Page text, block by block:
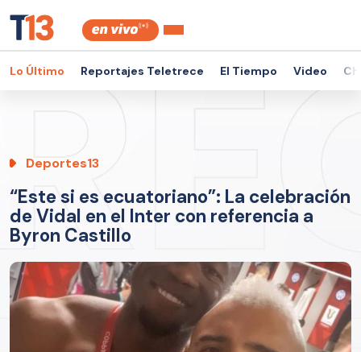
Lo Último Reportajes Teletrece El Tiempo Video
Deportes13
“Este si es ecuatoriano”: La celebración
de Vidal en el Inter con referencia a
Byron Castillo